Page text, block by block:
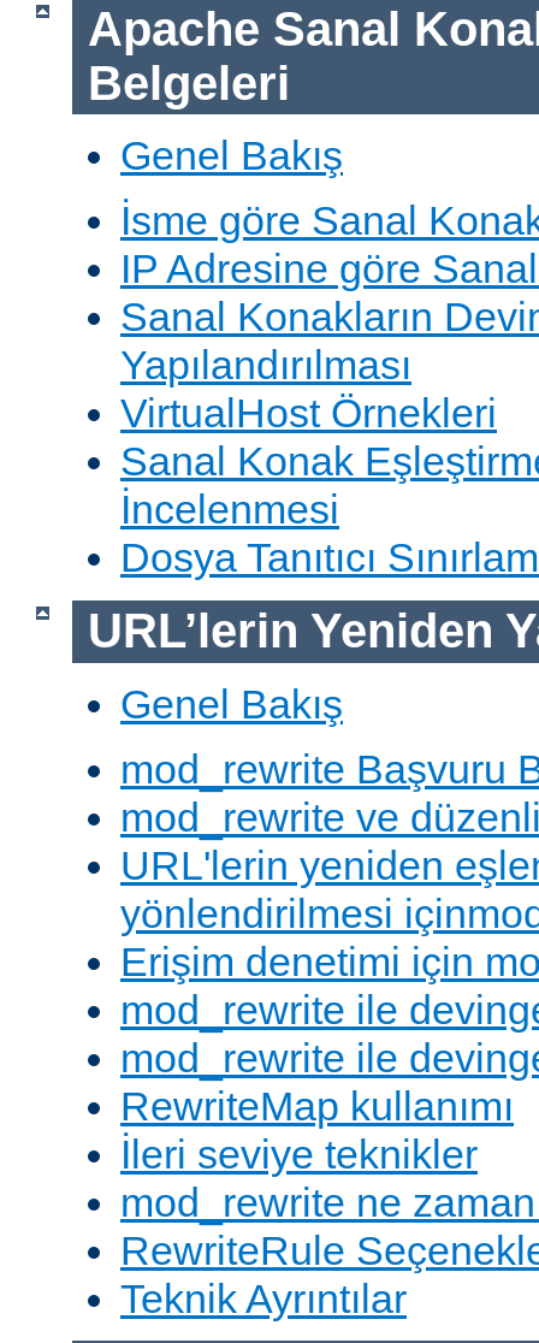
Apache Sanal
Belgeleri
Genel Bakış
İsme göre Sanal
IP Adresine göre
Sanal Konakların
Yapılandırılması
VirtualHost Örnekleri
Sanal Konak
İncelenmesi
Dosya Tanıtıcı
URL’lerin Yeniden
Genel Bakış
mod_rewrite Başvuru
mod_rewrite ve
URL'lerin yeniden
yönlendirilmesi
Erişim denetimi için
mod_rewrite ile
mod_rewrite ile
RewriteMap kullanımı
İleri seviye teknikler
mod_rewrite ne
RewriteRule
Teknik Ayrıntılar